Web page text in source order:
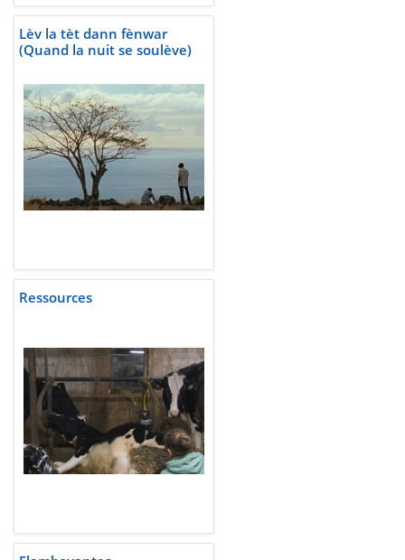
Lèv la tèt dann fènwar
(Quand la nuit se soulève)
Ressources